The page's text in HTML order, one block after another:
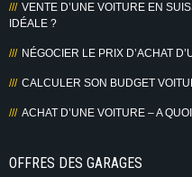
VENTE D’UNE VOITURE EN
IDÉALE ?
NÉGOCIER LE PRIX D’ACHAT
CALCULER SON BUDGET
ACHAT D’UNE VOITURE – A
OFFRES DES GARAGES